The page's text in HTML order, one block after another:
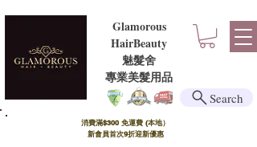
Glamorous
HairBeauty
魅髮舍
​​專業美髮用品
消費滿$300 免運費 (本地）​
新會員首次9折迎新優惠
Search